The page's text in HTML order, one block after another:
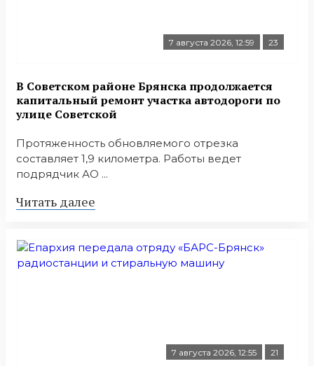
7 августа 2026, 12:59 23
В Советском районе Брянска продолжается
капитальный ремонт участка автодороги по
улице Советской
Протяженность обновляемого отрезка
составляет 1,9 километра. Работы ведет
подрядчик АО ...
Читать далее
7 августа 2026, 12:55 21